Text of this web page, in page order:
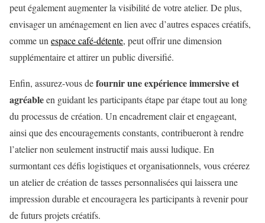
peut également augmenter la visibilité de votre atelier. De plus,
envisager un aménagement en lien avec d’autres espaces créatifs,
comme un espace café-détente, peut offrir une dimension
supplémentaire et attirer un public diversifié.
Enfin, assurez-vous defournir une expérience immersive et
agréableen guidant les participants étape par étape tout au long
du processus de création. Un encadrement clair et engageant,
ainsi que des encouragements constants, contribueront à rendre
l’atelier non seulement instructif mais aussi ludique. En
surmontant ces défis logistiques et organisationnels, vous créerez
un atelier de création de tasses personnalisées qui laissera une
impression durable et encouragera les participants à revenir pour
de futurs projets créatifs.